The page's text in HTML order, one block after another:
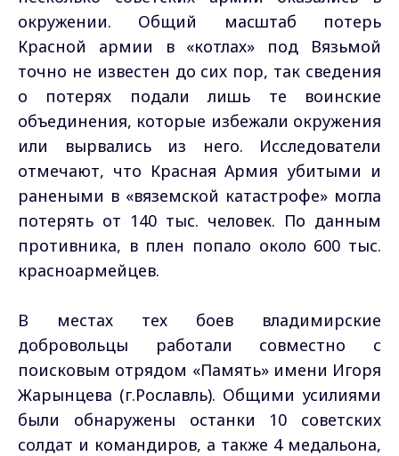
окружении. Общий масштаб потерь
Красной армии в «котлах» под Вязьмой
точно не известен до сих пор, так сведения
о потерях подали лишь те воинские
объединения, которые избежали окружения
или вырвались из него. Исследователи
отмечают, что Красная Армия убитыми и
ранеными в «вяземской катастрофе» могла
потерять от 140 тыс. человек. По данным
противника, в плен попало около 600 тыс.
красноармейцев.
В местах тех боев владимирские
добровольцы работали совместно с
поисковым отрядом «Память» имени Игоря
Жарынцева (г.Рославль). Общими усилиями
были обнаружены останки 10 советских
солдат и командиров, а также 4 медальона,